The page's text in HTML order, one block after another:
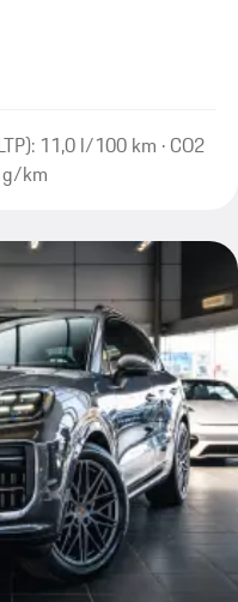
11,0 l/100 km · CO2
g/km